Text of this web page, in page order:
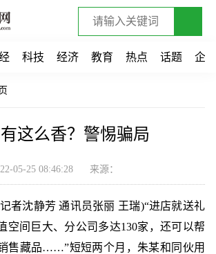
科技 经济 教育 热点 话题 企业
这么香？警惕骗局
05-25 08:46:28 来源：
沈静芳 通讯员张丽 王瑞)“进店就送礼
空间巨大、分公司多达130家，还可以帮
售藏品……”短短两个月，朱某和同伙用